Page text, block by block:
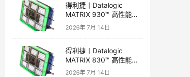
得利捷丨Datalogic
MATRIX 930™ 高性能二
维读码器产品手册和产品
2026年 7月 14日
得利捷丨Datalogic
MATRIX 830™ 高性能二
维读码器产品手册和产品
2026年 7月 14日